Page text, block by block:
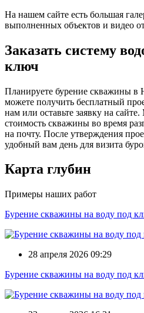
На нашем сайте есть большая
выполненных объектов и видео
Заказать систему
ключ
Планируете бурение скважины в
можете получить бесплатный
нам или оставьте заявку на
стоимость скважины во время
на почту. После утверждения
удобный вам день для визита
Карта глубин
Примеры наших работ
Бурение скважины на воду под
28 апреля 2026 09:29
Бурение скважины на воду под